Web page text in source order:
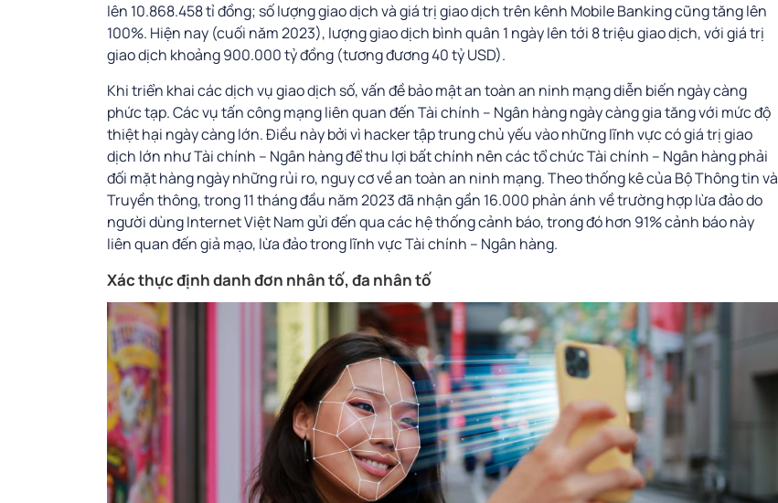
lên 10.868.458 tỉ đồng; số lượng giao dịch và giá trị giao dịch trên kênh Mobile Banking cũng tăng lên
100%. Hiện nay (cuối năm 2023), lượng giao dịch bình quân 1 ngày lên tới 8 triệu giao dịch, với giá trị
giao dịch khoảng 900.000 tỷ đồng (tương đương 40 tỷ USD).
Khi triển khai các dịch vụ giao dịch số, vấn đề bảo mật an toàn an ninh mạng diễn biến ngày càng
phức tạp. Các vụ tấn công mạng liên quan đến Tài chính – Ngân hàng ngày càng gia tăng với mức độ
thiệt hại ngày càng lớn. Điều này bởi vì hacker tập trung chủ yếu vào những lĩnh vực có giá trị giao
dịch lớn như Tài chính – Ngân hàng để thu lợi bất chính nên các tổ chức Tài chính – Ngân hàng phải
đối mặt hàng ngày những rủi ro, nguy cơ về an toàn an ninh mạng. Theo thống kê của Bộ Thông tin và
Truyền thông, trong 11 tháng đầu năm 2023 đã nhận gần 16.000 phản ánh về trường hợp lừa đảo do
người dùng Internet Việt Nam gửi đến qua các hệ thống cảnh báo, trong đó hơn 91% cảnh báo này
liên quan đến giả mạo, lừa đảo trong lĩnh vực Tài chính – Ngân hàng.
Xác thực định danh đơn nhân tố, đa nhân tố